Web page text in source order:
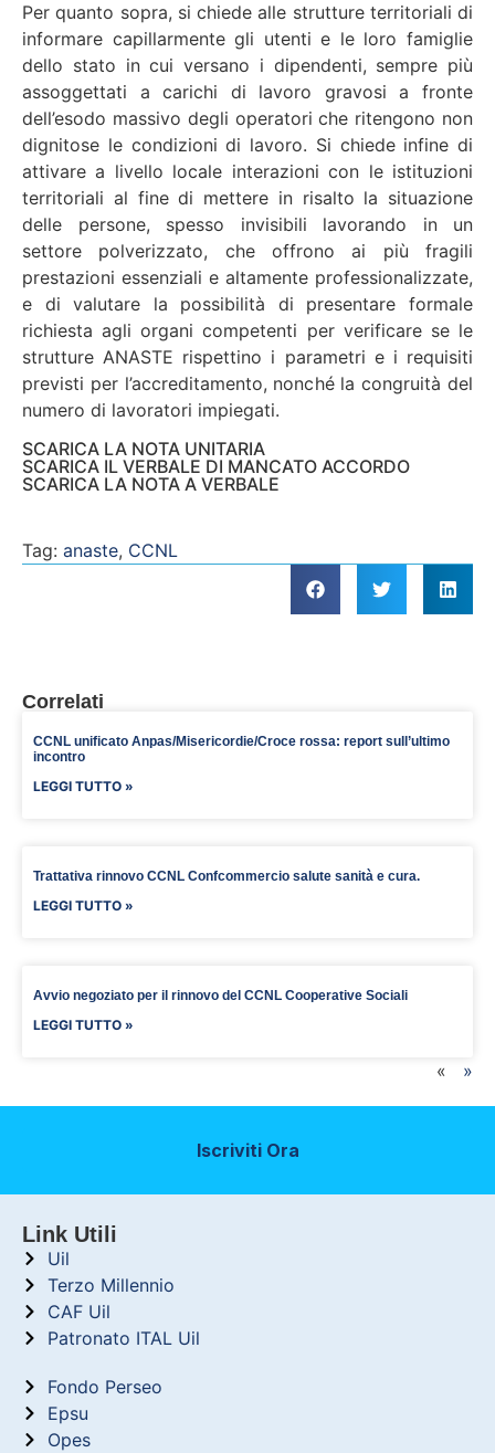
Per quanto sopra, si chiede alle strutture territoriali di
informare capillarmente gli utenti e le loro famiglie
dello stato in cui versano i dipendenti, sempre più
assoggettati a carichi di lavoro gravosi a fronte
dell’esodo massivo degli operatori che ritengono non
dignitose le condizioni di lavoro. Si chiede infine di
attivare a livello locale interazioni con le istituzioni
territoriali al fine di mettere in risalto la situazione
delle persone, spesso invisibili lavorando in un
settore polverizzato, che offrono ai più fragili
prestazioni essenziali e altamente professionalizzate,
e di valutare la possibilità di presentare formale
richiesta agli organi competenti per verificare se le
strutture ANASTE rispettino i parametri e i requisiti
previsti per l’accreditamento, nonché la congruità del
numero di lavoratori impiegati.
SCARICA LA NOTA UNITARIA
SCARICA IL VERBALE DI MANCATO ACCORDO
SCARICA LA NOTA A VERBALE
Tag: anaste, CCNL
Correlati
CCNL unificato Anpas/Misericordie/Croce rossa: report sull’ultimo
incontro
LEGGI TUTTO »
Trattativa rinnovo CCNL Confcommercio salute sanità e cura.
LEGGI TUTTO »
Avvio negoziato per il rinnovo del CCNL Cooperative Sociali
LEGGI TUTTO »
« »
Iscriviti Ora
Link Utili
Uil
Terzo Millennio
CAF Uil
Patronato ITAL Uil
Fondo Perseo
Epsu
Opes